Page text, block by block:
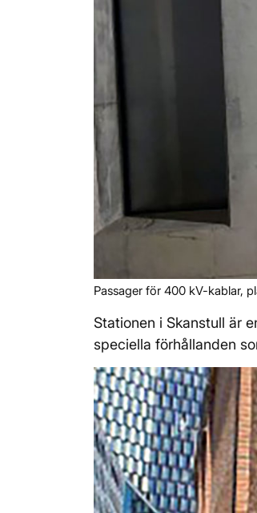
Passager för 400 kV-kablar,
Stationen i Skanstull är
speciella förhållanden